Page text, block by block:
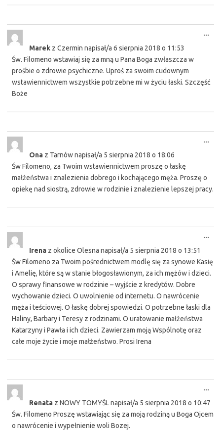
Marek z Czermin napisał/a 6 sierpnia 2018 o 11:53
Św. Filomeno wstawiaj się za mną u Pana Boga zwłaszcza w
prośbie o zdrowie psychiczne. Uproś za swoim cudownym
wstawiennictwem wszystkie potrzebne mi w życiu łaski. Szczęść
Boże
...
Ona z Tarnównapisał/a 5 sierpnia 2018 o 18:06
Św Filomeno, za Twoim wstawiennictwem proszę o łaskę
małżeństwa i znalezienia dobrego i kochającego męża. Proszę o
opiekę nad siostrą, zdrowie w rodzinie i znalezienie lepszej pracy.
...
Irena z okolice Olesna napisał/a 5 sierpnia 2018 o 13:51
Św Filomeno za Twoim pośrednictwem modlę się za synowe Kasię
i Amelię, które są w stanie błogosławionym, za ich mężów i dzieci.
O sprawy finansowe w rodzinie – wyjście z kredytów. Dobre
wychowanie dzieci. O uwolnienie od internetu. O nawrócenie
męża i teściowej. O łaskę dobrej spowiedzi. O potrzebne łaski dla
Haliny, Barbary i Teresy z rodzinami. O uratowanie małżeństwa
Katarzyny i Pawła i ich dzieci. Zawierzam moją Wspólnotę oraz
całe moje życie i moje małżeństwo. Prosi Irena
...
Renata z NOWY TOMYŚLnapisał/a 5 sierpnia 2018 o 10:47
Św. Filomeno Proszę wstawiając się za moją rodziną u Boga Ojcem
o nawrócenie i wypełnienie woli Bozej.
...